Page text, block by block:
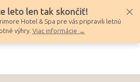
leto len tak skončiť!
Hotel & Spa pre vás pripravili letnú
výhry. Viac informácie →